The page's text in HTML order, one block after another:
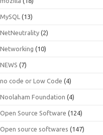
MySQL (13)
NetNeutrality (2)
Networking (10)
NEWS (7)
no code or Low Code (4)
Noolaham Foundation (4)
Open Source Software (124)
Open source softwares (147)